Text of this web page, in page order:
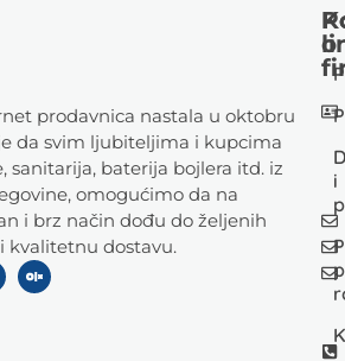
prodavnica nastala u oktobru
da svim ljubiteljima i kupcima
sanitarija, baterija bojlera itd. iz
omogućimo da na
i brz način dođu do željenih
kvalitetnu dostavu.
i
o